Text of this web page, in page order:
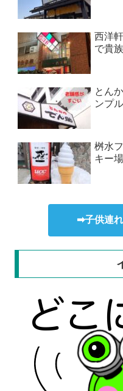
西洋
で貴
とん
ンプ
桝水
キー
➡子供連